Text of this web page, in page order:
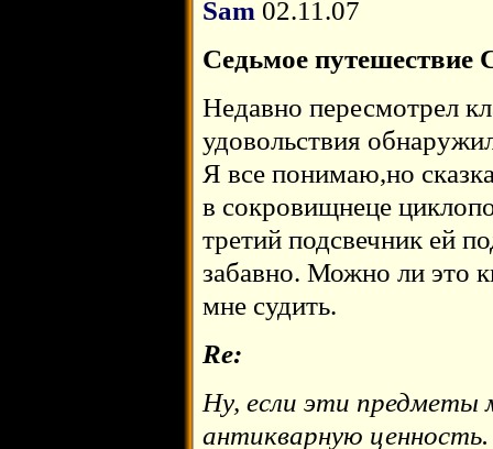
Sam 02.11.07
Седьмое путешествие
Недавно пересмотрел
удовольствия
Я все понимаю,но
в сокровищнеце
третий подсвечник ей
забавно. Можно ли это
мне судить.
Re:
Ну, если эти предметы
антикварную ценность.